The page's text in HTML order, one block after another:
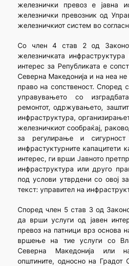
железнички превоз е јавна
железнички превозник од
железничкиот систем во
Со член 4 став 2 од
железничката
интерес за Републиката е
Северна Македонија и на неа
право на сопственост. Според
управувањето со
ремонтот, одржувањето,
инфраструктура,
железничкиот сообраќај,
за регулирање и
инфрастуктурните капацитети
интерес, ги врши Јавното
инфраструктура или друго
под услови утврдени со овој
текст: управител на
Според член 5 став 3 од
да врши услуги од јавен
превоз на патници врз основа
вршење на тие услуги со
Северна Македонија или
општините, односно на Градот